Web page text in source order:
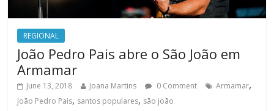
REGIONAL
João Pedro Pais abre o São João em
Armamar
June 13, 2018 Joana Martins 0 Comment Armamar,
João Pedro Pais, santos populares, são joão